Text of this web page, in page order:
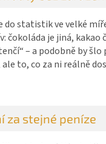
do statistik ve velké
čokoláda je jiná,
– a podobně by
to, co za ni reálně
za stejné peníze